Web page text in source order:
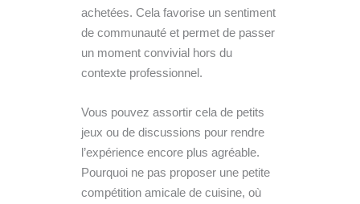
achetées. Cela favorise un sentiment
de communauté et permet de passer
un moment convivial hors du
contexte professionnel.
Vous pouvez assortir cela de petits
jeux ou de discussions pour rendre
l’expérience encore plus agréable.
Pourquoi ne pas proposer une petite
compétition amicale de cuisine, où